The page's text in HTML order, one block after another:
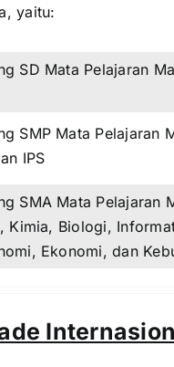
yaitu:
SD Mata Pelajaran
SMP Mata Pelajaran
IPS
SMA Mata Pelajaran
Kimia, Biologi,
Ekonomi, dan